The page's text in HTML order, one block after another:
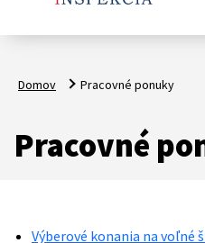
Domov Pracovné ponuky
Pracovné
Výberové konania na